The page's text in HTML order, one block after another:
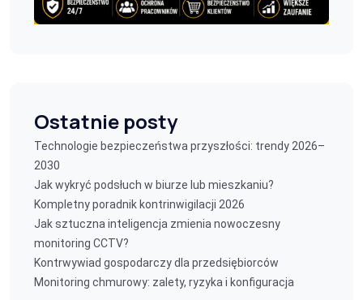
Ostatnie posty
Technologie bezpieczeństwa przyszłości: trendy 2026–
2030
Jak wykryć podsłuch w biurze lub mieszkaniu?
Kompletny poradnik kontrinwigilacji 2026
Jak sztuczna inteligencja zmienia nowoczesny
monitoring CCTV?
Kontrwywiad gospodarczy dla przedsiębiorców
Monitoring chmurowy: zalety, ryzyka i konfiguracja